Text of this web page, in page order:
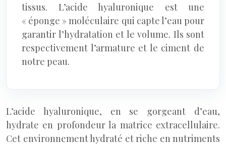
tissus. L’acide hyaluronique est une
« éponge » moléculaire qui capte l’eau pour
garantir l’hydratation et le volume. Ils sont
respectivement l’armature et le ciment de
notre peau.
L’acide hyaluronique, en se gorgeant d’eau,
hydrate en profondeur la matrice extracellulaire.
Cet environnement hydraté et riche en nutriments